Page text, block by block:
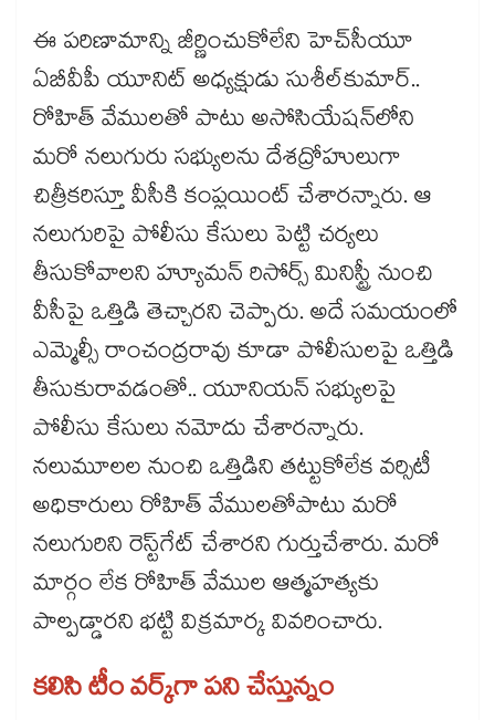
ఈ పరిణామాన్ని జీర్ణించుకోలేని హెచ్‌‌‌‌‌‌‌‌‌‌‌‌‌‌‌‌సీయూ
ఏబీవీపీ యూనిట్‌‌‌‌‌‌‌‌‌‌‌‌‌‌‌‌ అధ్యక్షుడు సుశీల్‌‌‌‌‌‌‌‌‌‌‌‌‌‌‌‌కుమార్‌‌‌‌‌‌‌‌‌‌‌‌‌‌‌‌..
రోహిత్‌‌‌‌‌‌‌‌‌‌‌‌‌‌‌‌ వేములతో పాటు అసోసియేషన్‌‌‌‌‌‌‌‌‌‌‌‌‌‌‌‌లోని
మరో నలుగురు సభ్యులను దేశద్రోహులుగా
చిత్రీకరిస్తూ వీసీకి కంప్లయింట్​ చేశారన్నారు. ఆ
నలుగురిపై పోలీసు కేసులు పెట్టి చర్యలు
తీసుకోవాలని హ్యూమన్‌‌‌‌‌‌‌‌‌‌‌‌‌‌‌‌ రిసోర్స్‌‌‌‌‌‌‌‌‌‌‌‌‌‌‌‌ మినిస్ట్రీ నుంచి
వీసీపై ఒత్తిడి తెచ్చారని చెప్పారు. అదే సమయంలో
ఎమ్మెల్సీ రాంచంద్రరావు కూడా పోలీసులపై ఒత్తిడి
తీసుకురావడంతో.. యూనియన్‌‌‌‌‌‌‌‌‌‌‌‌‌‌‌‌ సభ్యులపై
పోలీసు కేసులు నమోదు చేశారన్నారు.
నలుమూలల నుంచి ఒత్తిడిని తట్టుకోలేక వర్సిటీ
అధికారులు రోహిత్‌‌‌‌‌‌‌‌‌‌‌‌‌‌‌‌ వేములతోపాటు మరో
నలుగురిని రెస్ట్‌‌‌‌‌‌‌‌‌‌‌‌‌‌‌‌గేట్‌‌‌‌‌‌‌‌‌‌‌‌‌‌‌‌ చేశారని గుర్తుచేశారు. మరో
మార్గం లేక రోహిత్‌‌‌‌‌‌‌‌‌‌‌‌‌‌‌‌ వేముల ఆత్మహత్యకు
పాల్పడ్డారని భట్టి విక్రమార్క వివరించారు.
కలిసి టీం వర్క్‌‌‌‌‌‌‌‌‌‌‌‌‌‌‌‌గా పని చేస్తున్నం